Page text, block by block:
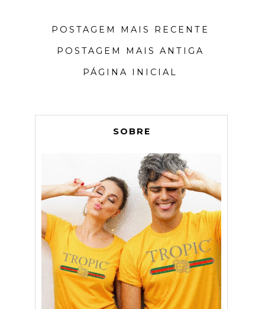
POSTAGEM MAIS RECENTE
POSTAGEM MAIS ANTIGA
PÁGINA INICIAL
SOBRE